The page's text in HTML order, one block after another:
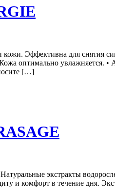
Эффективна для снятия
оптимально увлажняется. •
[…]
экстракты
и комфорт в течение дня.